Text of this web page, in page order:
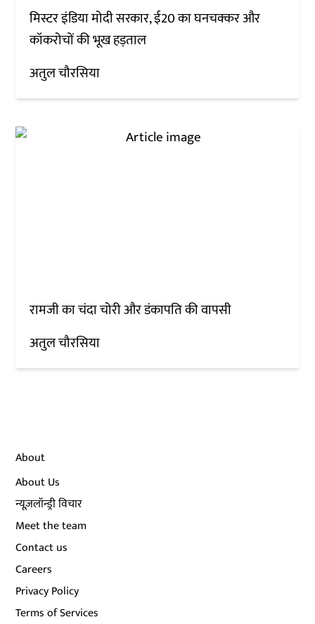
मिस्टर इंडिया मोदी सरकार, ई20 का घनचक्कर और
कॉकरोचों की भूख हड़ताल
अतुल चौरसिया
रामजी का चंदा चोरी और डंकापति की वापसी
अतुल चौरसिया
About
About Us
न्यूज़लॉन्ड्री विचार
Meet the team
Contact us
Careers
Privacy Policy
Terms of Services